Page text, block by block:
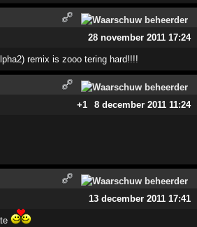
28 november 2011 17:24
remix is zooo tering hard!!!!
+1
8 december 2011 11:24
13 december 2011 17:41